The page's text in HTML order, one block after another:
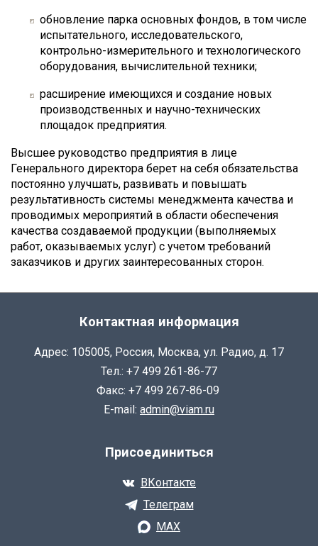
обновление парка основных фондов, в том числе
испытательного, исследовательского,
контрольно-измерительного и технологического
оборудования, вычислительной техники;
расширение имеющихся и создание новых
производственных и научно-технических
площадок предприятия.
Высшее руководство предприятия в лице
Генерального директора берет на себя обязательства
постоянно улучшать, развивать и повышать
результативность системы менеджмента качества и
проводимых мероприятий в области обеспечения
качества создаваемой продукции (выполняемых
работ, оказываемых услуг) с учетом требований
заказчиков и других заинтересованных сторон.
Контактная информация
Адрес: 105005, Россия, Москва, ул. Радио, д. 17
Тел.: +7 499 261-86-77
Факс: +7 499 267-86-09
E-mail: admin@viam.ru
Присоединиться
ВКонтакте
Телеграм
MAX